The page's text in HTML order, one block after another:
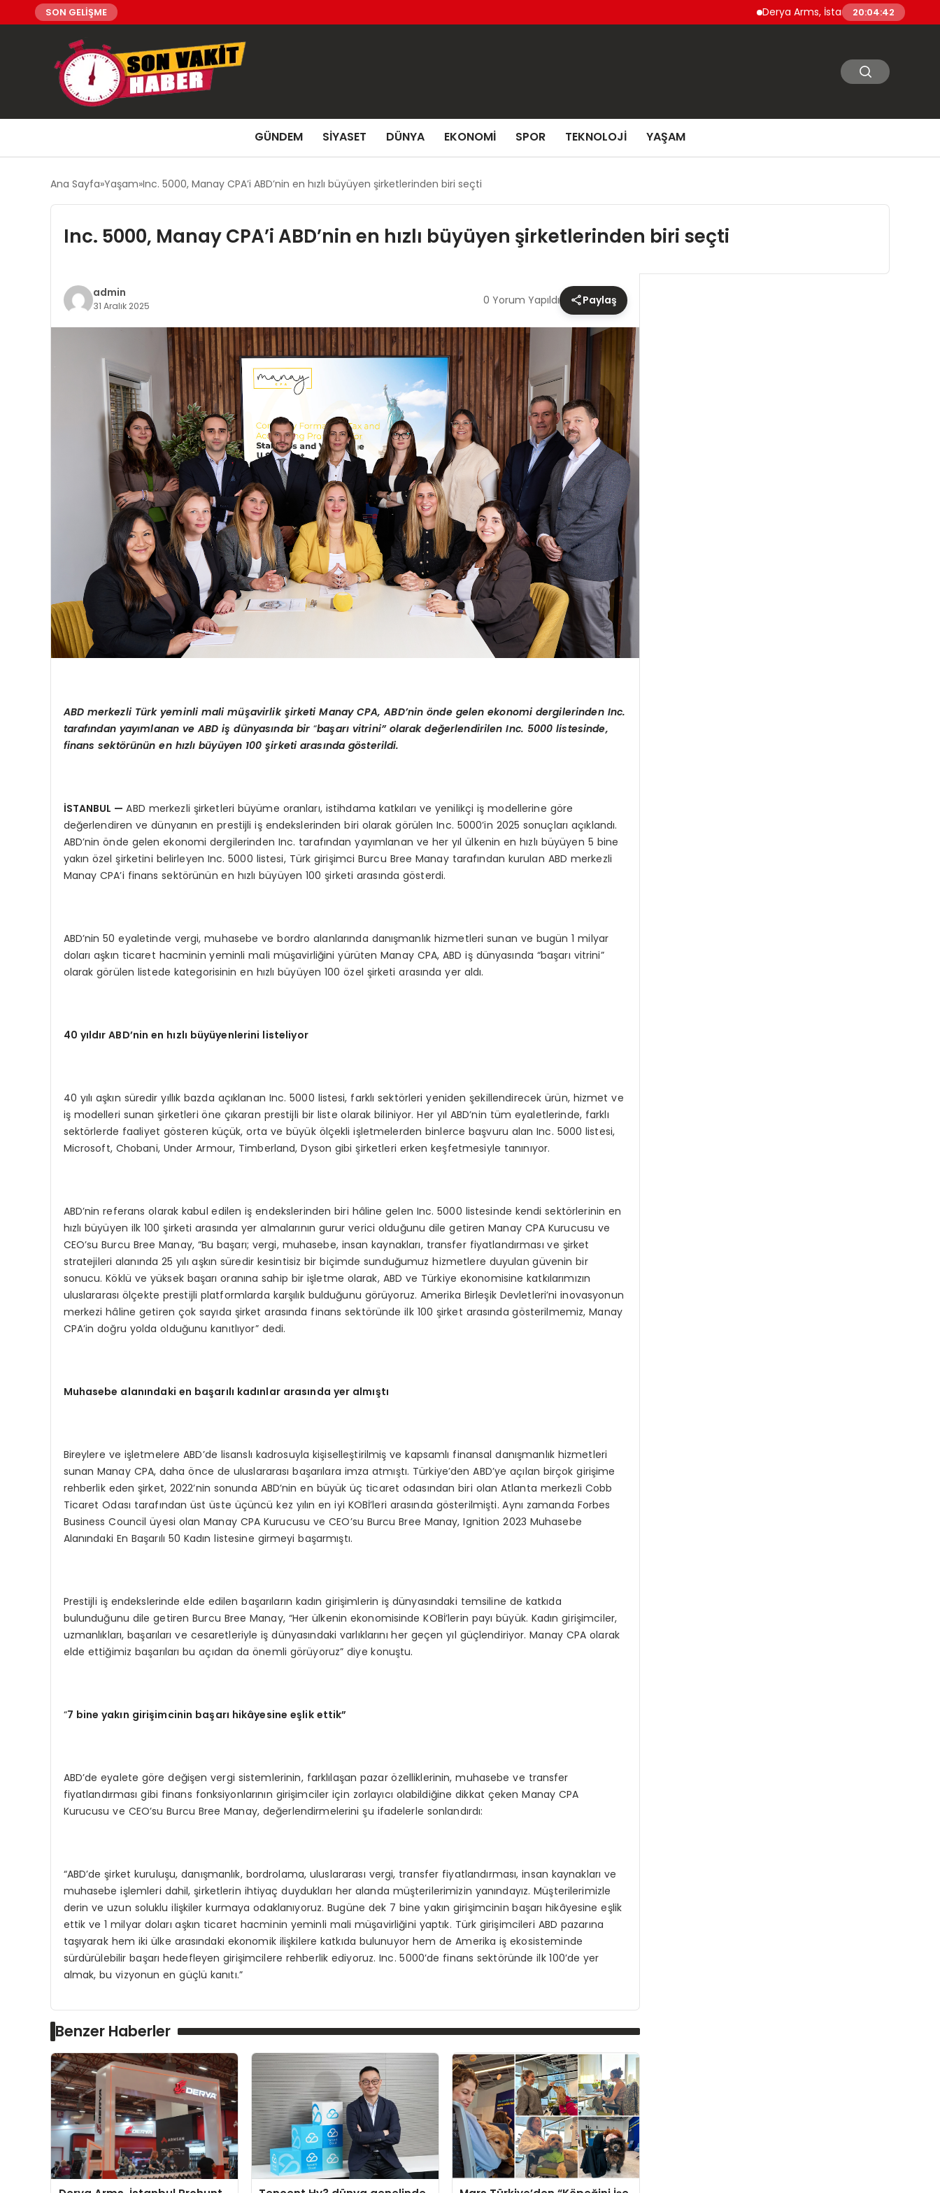
SON GELİŞME Derya Arms, İstanbul Prohunt 2026’da
20:04:43
GÜNDEM SIYASET DÜNYA EKONOMI SPOR TEKNOLOJI YAŞAM
Ana Sayfa Yaşam Inc. 5000, Manay CPA’i ABD’nin en hızlı büyüyen şirketlerinden biri seçti
Inc. 5000, Manay CPA’i ABD’nin en hızlı büyüyen şirketlerinden biri seçti
admin
31 Aralık 2025 0 Yorum Yapıldı Paylaş
ABD merkezli Türk yeminli mali müşavirlik şirketi Manay CPA, ABD’ninönde gelen ekonomi dergilerinden Inc.
tarafından yayımlanan ve ABD iş dünyasında bir “başarı vitrini” olarak değerlendirilen Inc. 5000 listesinde,
finans sektörünün en hızlı büyüyen 100 şirketi arasında gösterildi.
İSTANBUL —ABD merkezli şirketleri büyüme oranları, istihdama katkıları ve yenilikçi iş modellerine göre
değerlendiren ve dünyanın en prestijli iş endekslerinden biri olarak görülen Inc. 5000’in 2025 sonuçları açıklandı.
ABD’nin önde gelen ekonomi dergilerinden Inc. tarafından yayımlanan ve her yıl ülkenin en hızlı büyüyen 5 bine
yakın özel şirketini belirleyen Inc. 5000 listesi, Türk girişimci Burcu Bree Manay tarafından kurulan ABD merkezli
Manay CPA’i finans sektörünün en hızlı büyüyen 100 şirketi arasında gösterdi.
ABD’nin 50 eyaletinde vergi, muhasebe ve bordro alanlarında danışmanlık hizmetleri sunan ve bugün 1 milyar
doları aşkın ticaret hacminin yeminli mali müşavirliğini yürüten Manay CPA, ABD iş dünyasında “başarı vitrini”
olarak görülen listede kategorisinin en hızlı büyüyen 100 özel şirketi arasında yer aldı.
40 yıldır ABD’nin en hızlı büyüyenlerini listeliyor
40 yılı aşkın süredir yıllık bazda açıklanan Inc. 5000 listesi, farklı sektörleri yeniden şekillendirecek ürün, hizmet ve
iş modelleri sunan şirketleri öne çıkaran prestijli bir liste olarak biliniyor. Her yıl ABD’nin tüm eyaletlerinde, farklı
sektörlerde faaliyet gösteren küçük, orta ve büyük ölçekli işletmelerden binlerce başvuru alan Inc. 5000 listesi,
Microsoft, Chobani, Under Armour, Timberland, Dyson gibi şirketleri erken keşfetmesiyle tanınıyor.
ABD’nin referans olarak kabul edilen iş endekslerinden biri hâline gelen Inc. 5000 listesinde kendi sektörlerinin en
hızlı büyüyen ilk 100 şirketi arasında yer almalarının gurur verici olduğunu dile getiren Manay CPA Kurucusu ve
CEO’su Burcu Bree Manay, “Bu başarı; vergi, muhasebe, insan kaynakları, transfer fiyatlandırması ve şirket
stratejileri alanında 25 yılı aşkın süredir kesintisiz bir biçimde sunduğumuz hizmetlere duyulan güvenin bir
sonucu. Köklü ve yüksek başarı oranına sahip bir işletme olarak, ABD ve Türkiye ekonomisine katkılarımızın
uluslararası ölçekte prestijli platformlarda karşılık bulduğunu görüyoruz. Amerika Birleşik Devletleri’ni inovasyonun
merkezi hâline getiren çok sayıda şirket arasında finans sektöründe ilk 100 şirket arasında gösterilmemiz, Manay
CPA’in doğru yolda olduğunu kanıtlıyor” dedi.
Muhasebe alanındaki en başarılı kadınlar arasında yer almıştı
Bireylere ve işletmelere ABD’de lisanslı kadrosuyla kişiselleştirilmiş ve kapsamlı finansal danışmanlık hizmetleri
sunan Manay CPA, daha önce de uluslararası başarılara imza atmıştı. Türkiye’den ABD’ye açılan birçok girişime
rehberlik eden şirket, 2022’nin sonunda ABD’nin en büyük üç ticaret odasından biri olan Atlanta merkezli Cobb
Ticaret Odası tarafından üst üste üçüncü kez yılın en iyi KOBİ’leri arasında gösterilmişti. Aynı zamanda Forbes
Business Council üyesi olan Manay CPA Kurucusu ve CEO’su Burcu Bree Manay, Ignition 2023 Muhasebe
Alanındaki En Başarılı 50 Kadın listesine girmeyi başarmıştı.
Prestijli iş endekslerinde elde edilen başarıların kadın girişimlerin iş dünyasındaki temsiline de katkıda
bulunduğunu dile getiren Burcu Bree Manay, “Her ülkenin ekonomisinde KOBİ’lerin payı büyük. Kadın girişimciler,
uzmanlıkları, başarıları ve cesaretleriyle iş dünyasındaki varlıklarını her geçen yıl güçlendiriyor. Manay CPA olarak
elde ettiğimiz başarıları bu açıdan da önemli görüyoruz” diye konuştu.
“7 bine yakın girişimcinin başarı hikâyesine eşlik ettik”
ABD’de eyalete göre değişen vergi sistemlerinin, farklılaşan pazar özelliklerinin, muhasebe ve transfer
fiyatlandırması gibi finans fonksiyonlarının girişimciler için zorlayıcı olabildiğine dikkat çeken Manay CPA
Kurucusu ve CEO’su Burcu Bree Manay, değerlendirmelerini şu ifadelerle sonlandırdı:
“ABD’de şirket kuruluşu, danışmanlık, bordrolama, uluslararası vergi, transfer fiyatlandırması, insan kaynakları ve
muhasebe işlemleri dahil, şirketlerin ihtiyaç duydukları her alanda müşterilerimizin yanındayız. Müşterilerimizle
derin ve uzun soluklu ilişkiler kurmaya odaklanıyoruz. Bugüne dek 7 bine yakın girişimcinin başarı hikâyesine eşlik
ettik ve 1 milyar doları aşkın ticaret hacminin yeminli mali müşavirliğini yaptık. Türk girişimcileri ABD pazarına
taşıyarak hem iki ülke arasındaki ekonomik ilişkilere katkıda bulunuyor hem de Amerika iş ekosisteminde
sürdürülebilir başarı hedefleyen girişimcilere rehberlik ediyoruz. Inc. 5000’de finans sektöründe ilk 100’de yer
almak, bu vizyonun en güçlü kanıtı.”
Benzer Haberler